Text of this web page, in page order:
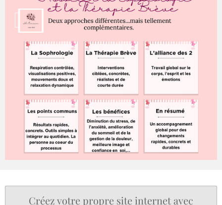
Créez votre propre site internet avec